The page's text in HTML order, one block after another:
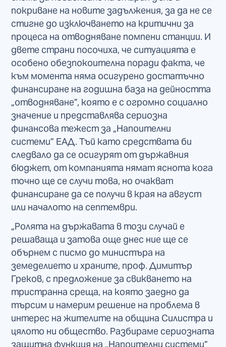
покриване на новите задължения, за да не се
стигне до изключването на критични за
процеса на отводняване помпени станции. И
двете страни посочиха, че ситуацията е
особено обезпокоителна поради факта, че
към момента няма осигурено достатъчно
финансиране на годишна база на дейността
„отводняване”, която е с огромно социално
значение и представлява сериозна
финансова тежест за „Напоителни
системи” ЕАД. Тъй като средствата би
следвало да се осигурят от държавния
бюджет, от компанията нямат яснота кога
точно ще се случи това, но очакват
финансиране да се получи в края на август
или началото на септември.
„Ролята на държавата в този случай е
решаваща и затова още днес ние ще се
обърнем с писмо до министъра на
земеделието и храните, проф. Димитър
Греков, с предложение за свикването на
тристранна среща, на която заедно да
търсим и намерим решение на проблема в
интерес на жителите на община Силистра и
цялото ни общество. Разбираме сериозната
защитна функция на „Напоителни системи”